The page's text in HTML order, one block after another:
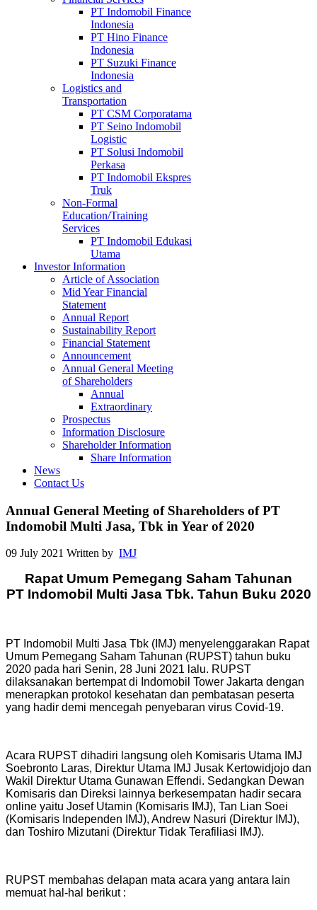
PT Indomobil Finance
Indonesia
PT Hino Finance
Indonesia
PT Suzuki Finance
Indonesia
Logistics and
Transportation
PT CSM Corporatama
PT Seino Indomobil
Logistic
PT Solusi Indomobil
Perkasa
PT Indomobil Ekspres
Truk
Non-Formal
Education/Training
Services
PT Indomobil Edukasi
Utama
Investor Information
Article of Association
Mid Year Financial
Statement
Annual Report
Sustainability Report
Financial Statement
Announcement
Annual General Meeting
of Shareholders
Annual
Extraordinary
Prospectus
Information Disclosure
Shareholder Information
Share Information
News
Contact Us
Annual General Meeting of Shareholders of PT
Indomobil Multi Jasa, Tbk in Year of 2020
09 July 2021 Written by IMJ
Rapat Umum Pemegang Saham Tahunan
PT Indomobil Multi Jasa Tbk. Tahun Buku 2020
PT Indomobil Multi Jasa Tbk (IMJ) menyelenggarakan Rapat
Umum Pemegang Saham Tahunan (RUPST) tahun buku
2020 pada hari Senin, 28 Juni 2021 lalu. RUPST
dilaksanakan bertempat di Indomobil Tower Jakarta dengan
menerapkan protokol kesehatan dan pembatasan peserta
yang hadir demi mencegah penyebaran virus Covid-19.
Acara RUPST dihadiri langsung oleh Komisaris Utama IMJ
Soebronto Laras, Direktur Utama IMJ Jusak Kertowidjojo dan
Wakil Direktur Utama Gunawan Effendi. Sedangkan Dewan
Komisaris dan Direksi lainnya berkesempatan hadir secara
online yaitu Josef Utamin (Komisaris IMJ), Tan Lian Soei
(Komisaris Independen IMJ), Andrew Nasuri (Direktur IMJ),
dan Toshiro Mizutani (Direktur Tidak Terafiliasi IMJ).
RUPST membahas delapan mata acara yang antara lain
memuat hal-hal berikut :